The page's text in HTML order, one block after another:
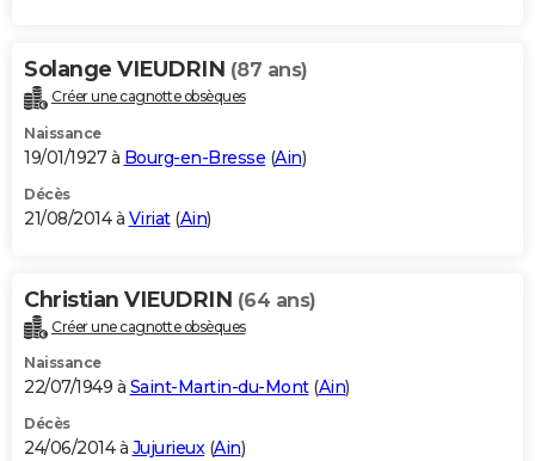
Solange VIEUDRIN (87 ans)
Créer une cagnotte obsèques
Naissance
19/01/1927 à Bourg-en-Bresse (Ain)
Décès
21/08/2014 à Viriat(Ain)
Christian VIEUDRIN (64 ans)
Créer une cagnotte obsèques
Naissance
22/07/1949 à Saint-Martin-du-Mont(Ain)
Décès
24/06/2014 à Jujurieux(Ain)